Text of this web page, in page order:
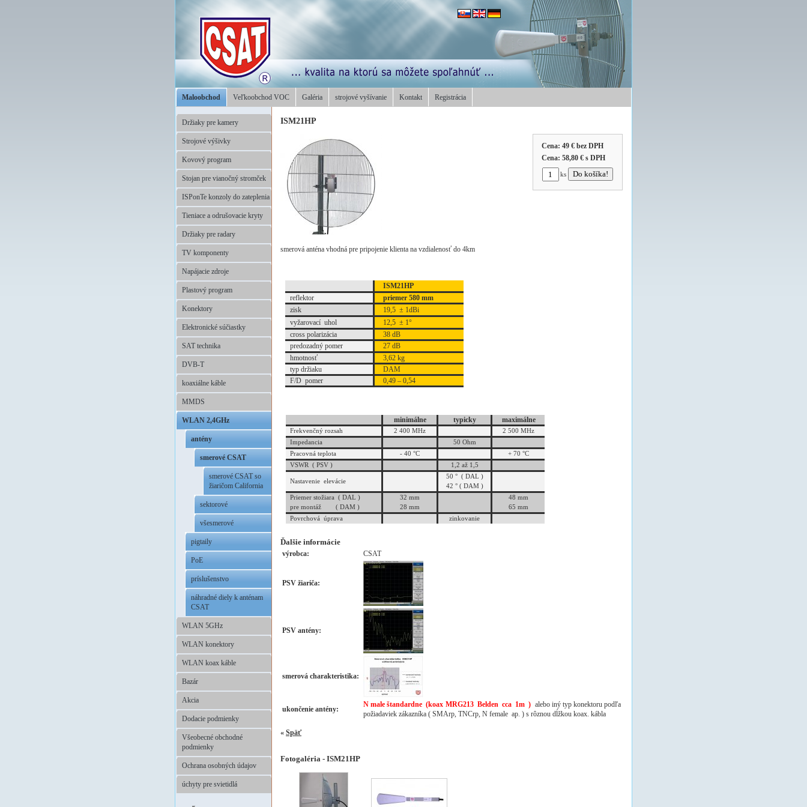
Maloobchod Veľkoobchod VOC Galéria strojové vyšívanie Kontakt Registrácia
Držiaky pre kamery
Strojové výšivky
Kovový program
Stojan pre vianočný stromček
ISPonTe konzoly do zateplenia
Tieniace a odrušovacie kryty
Držiaky pre radary
TV komponenty
Napájacie zdroje
Plastový program
Konektory
Elektronické súčiastky
SAT technika
DVB-T
koaxiálne káble
MMDS
WLAN 2,4GHz
antény
smerové CSAT
smerové CSAT so
žiaričom California
sektorové
všesmerové
pigtaily
PoE
príslušenstvo
náhradné diely k anténam
CSAT
WLAN 5GHz
WLAN konektory
WLAN koax káble
Bazár
Akcia
Dodacie podmienky
Všeobecné obchodné
podmienky
Ochrana osobných údajov
úchyty pre svietidlá
ISM21HP
Cena:49 € bez DPH
Cena:58,80 € s DPH
ks
smerová anténa vhodná pre pripojenie klienta na vzdialenosť do 4km
ISM21HP
reflektor
priemer 580 mm
zisk
19,5 ± 1dBi
vyžarovací uhol 12,5 ± 1°
cross polarizácia
38 dB
predozadný pomer
27 dB
hmotnosť
3,62 kg
typ držiaku
DAM
F/D pomer
0,49 – 0,54
minimálne typicky maximálne
Frekvenčný rozsah 2 400 MHz
2 500 MHz
Impedancia
50 Ohm
Pracovná teplota
- 40 °C + 70 °C
VSWR ( PSV )
1,2 až 1,5
Nastavenie elevácie
50 °( DAL )
42 °( DAM )
Priemer stožiara ( DAL )
pre montáž ( DAM )
32 mm
28 mm
48 mm
65 mm
Povrchová úprava
zinkovanie
Ďalšie informácie
výrobca: CSAT
PSV žiariča:
PSV antény:
smerová charakteristika:
ukončenie antény:
N male štandardne (koax MRG213 Belden cca 1m ) alebo iný typ konektoru podľa
požiadaviek zákazníka ( SMArp, TNCrp, N female ap. ) s rôznou dĺžkou koax. kábla
« Späť
Fotogaléria - ISM21HP